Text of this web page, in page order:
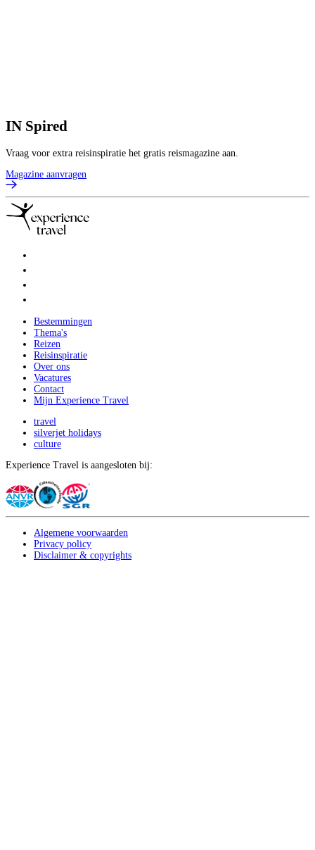
IN Spired
Vraag voor extra reisinspiratie het gratis reismagazine aan.
Magazine aanvragen
Bestemmingen
Thema's
Reizen
Reisinspiratie
Over ons
Vacatures
Contact
Mijn Experience Travel
travel
silverjet holidays
culture
Experience Travel is aangesloten bij:
Algemene voorwaarden
Privacy policy
Disclaimer & copyrights